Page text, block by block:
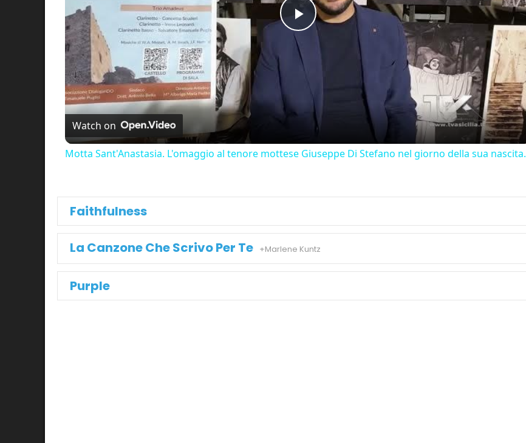
Play
Video
Watch on
Motta Sant'Anastasia. L'omaggio al tenore mottese Giuseppe Di Stefano nel giorno della sua nascita.
Faithfulness
La Canzone Che Scrivo Per Te +Marlene Kuntz
Purple